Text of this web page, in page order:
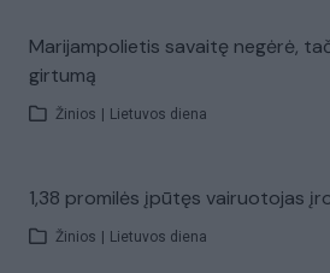
Marijampolietis savaitę negėrė,
girtumą
Žinios Lietuvos diena
1,38 promilės įpūtęs vairuotojas
Žinios Lietuvos diena